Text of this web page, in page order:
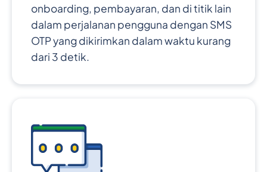
onboarding, pembayaran, dan di titik lain
dalam perjalanan pengguna dengan SMS
OTP yang dikirimkan dalam waktu kurang
dari 3 detik.